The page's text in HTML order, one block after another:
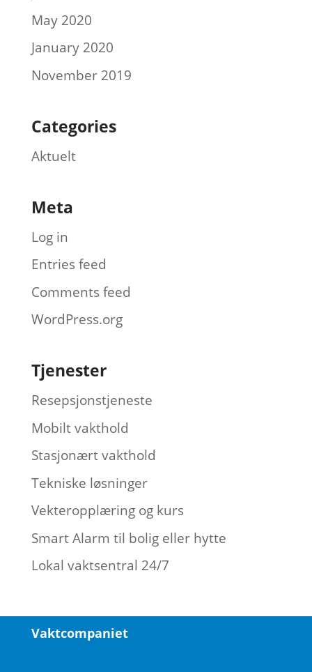
May 2020
January 2020
November 2019
Categories
Aktuelt
Meta
Log in
Entries feed
Comments feed
WordPress.org
Tjenester
Resepsjonstjeneste
Mobilt vakthold
Stasjonært vakthold
Tekniske løsninger
Vekteropplæring og kurs
Smart Alarm til bolig eller hytte
Lokal vaktsentral 24/7
Vaktcompaniet